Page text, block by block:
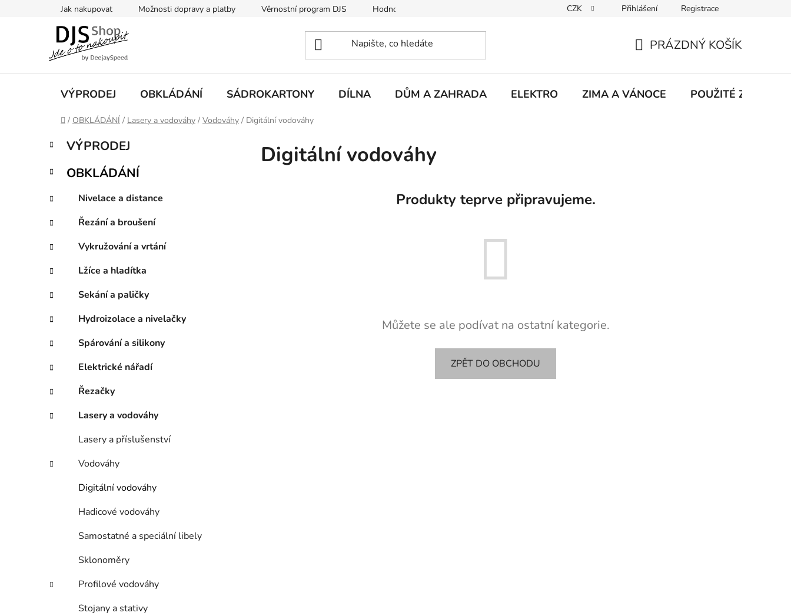
Jak nakupovat Možnosti dopravy a platby Věrnostní program DJS Hodnocení obchodu Hodnocení obchodu na Heurece Kontakty Obchodní podmínky
CZK Přihlášení Registrace
KOŠÍK
PRÁZDNÝ KOŠÍK
VÝPRODEJ OBKLÁDÁNÍ SÁDROKARTONY DÍLNA DŮM A ZAHRADA ELEKTRO ZIMA A VÁNOCE POUŽITÉ Z
Domů
/ OBKLÁDÁNÍ / Lasery a vodováhy / Vodováhy / Digitální vodováhy
P
s
r
a
n
n
p
a
e
l
Přeskočit
kategorie
K
a
e
o
i
e
VÝPRODEJ
OBKLÁDÁNÍ
Nivelace a distance
Řezání a broušení
Vykružování a vrtání
Lžíce a hladítka
Sekání a paličky
Hydroizolace a nivelačky
Spárování a silikony
Elektrické nářadí
Řezačky
Lasery a vodováhy
Lasery a příslušenství
Vodováhy
Digitální vodováhy
Hadicové vodováhy
Samostatné a speciální libely
Sklonoměry
Profilové vodováhy
Stojany a stativy
Digitální vodováhy
Produkty teprve připravujeme.
Můžete se ale podívat na ostatní kategorie.
ZPĚT DO OBCHODU